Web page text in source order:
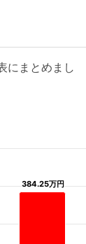
にまとめまし
384.25万円
384.25万円